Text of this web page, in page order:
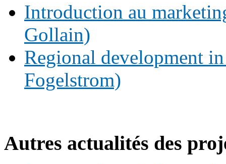
Introduction au
Gollain)
Regional development
Fogelstrom)
Autres actualités des